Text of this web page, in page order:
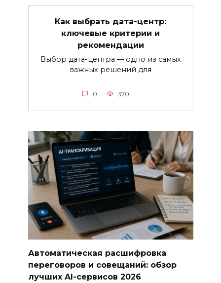
Как выбрать дата-центр:
ключевые критерии и
рекомендации
Выбор дата-центра — одно из самых
важных решений для
0 370
Автоматическая расшифровка
переговоров и совещаний: обзор
лучших AI-сервисов 2026